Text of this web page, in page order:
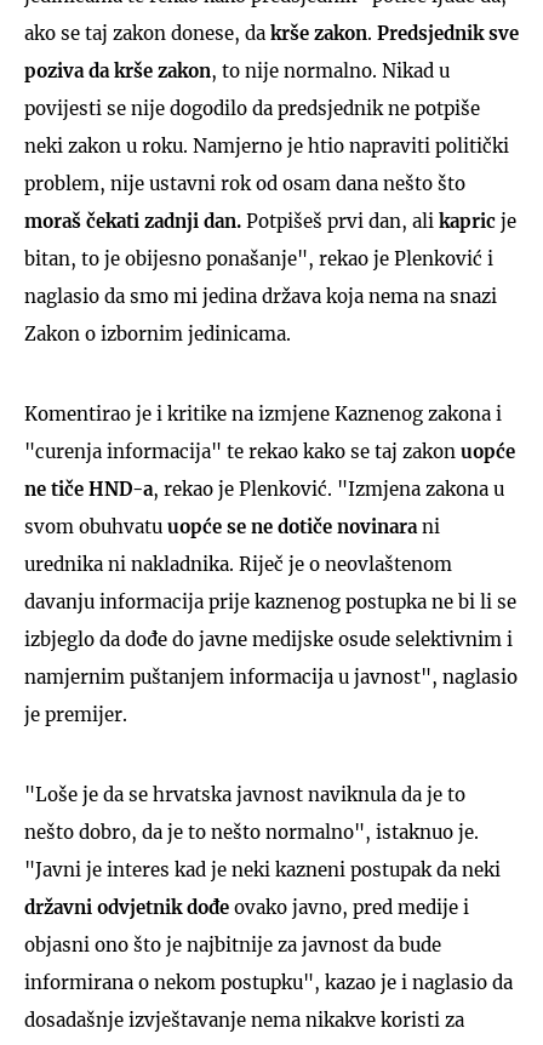
ako se taj zakon donese, da krše zakon. Predsjednik sve
poziva da krše zakon, to nije normalno. Nikad u
povijesti se nije dogodilo da predsjednik ne potpiše
neki zakon u roku. Namjerno je htio napraviti politički
problem, nije ustavni rok od osam dana nešto što
moraš čekati zadnji dan. Potpišeš prvi dan, ali kapric je
bitan, to je obijesno ponašanje", rekao je Plenković i
naglasio da smo mi jedina država koja nema na snazi
Zakon o izbornim jedinicama.
Komentirao je i kritike na izmjene Kaznenog zakona i
"curenja informacija" te rekao kako se taj zakon uopće
ne tiče HND-a, rekao je Plenković. "Izmjena zakona u
svom obuhvatu uopće se ne dotiče novinarani
urednika ni nakladnika. Riječ je o neovlaštenom
davanju informacija prije kaznenog postupka ne bi li se
izbjeglo da dođe do javne medijske osude selektivnim i
namjernim puštanjem informacija u javnost", naglasio
je premijer.
"Loše je da se hrvatska javnost naviknula da je to
nešto dobro, da je to nešto normalno", istaknuo je.
"Javni je interes kad je neki kazneni postupak da neki
državni odvjetnik dođe ovako javno, pred medije i
objasni ono što je najbitnije za javnost da bude
informirana o nekom postupku", kazao je i naglasio da
dosadašnje izvještavanje nema nikakve koristi za